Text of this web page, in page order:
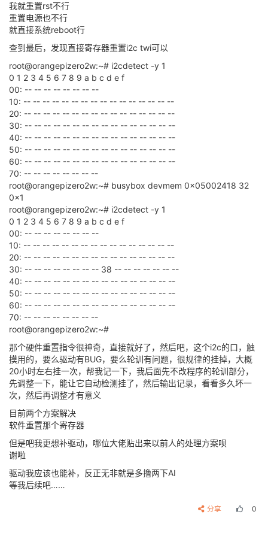
我就重置rst不行
重置电源也不行
就直接系统reboot行
查到最后，发现直接寄存器重置i2c twi可以
root@orangepizero2w:~# i2cdetect -y 1
0 1 2 3 4 5 6 7 8 9 a b c d e f
00: -- -- -- -- -- -- -- --
10: -- -- -- -- -- -- -- -- -- -- -- -- -- -- -- --
20: -- -- -- -- -- -- -- -- -- -- -- -- -- -- -- --
30: -- -- -- -- -- -- -- -- -- -- -- -- -- -- -- --
40: -- -- -- -- -- -- -- -- -- -- -- -- -- -- -- --
50: -- -- -- -- -- -- -- -- -- -- -- -- -- -- -- --
60: -- -- -- -- -- -- -- -- -- -- -- -- -- -- -- --
70: -- -- -- -- -- -- -- --
root@orangepizero2w:~# busybox devmem 0x05002418 32
0x1
root@orangepizero2w:~# i2cdetect -y 1
0 1 2 3 4 5 6 7 8 9 a b c d e f
00: -- -- -- -- -- -- -- --
10: -- -- -- -- -- -- -- -- -- -- -- -- -- -- -- --
20: -- -- -- -- -- -- -- -- -- -- -- -- -- -- -- --
30: -- -- -- -- -- -- -- -- 38 -- -- -- -- -- -- --
40: -- -- -- -- -- -- -- -- -- -- -- -- -- -- -- --
50: -- -- -- -- -- -- -- -- -- -- -- -- -- -- -- --
60: -- -- -- -- -- -- -- -- -- -- -- -- -- -- -- --
70: -- -- -- -- -- -- -- --
root@orangepizero2w:~#
那个硬件重置指令很神奇，直接就好了，然后吧，这个i2c的口，触
摸用的，要么驱动有BUG，要么轮训有问题，很规律的挂掉，大概
20小时左右挂一次，帮我记一下，我后面先不改程序的轮训部分，
先调整一下，能让它自动检测挂了，然后输出记录，看看多久坏一
次，然后再调整才有意义
目前两个方案解决
软件重置那个寄存器
但是吧我更想补驱动，哪位大佬贴出来以前人的处理方案呗
谢啦
驱动我应该也能补，反正无非就是多撸两下AI
等我后续吧……
分享 0